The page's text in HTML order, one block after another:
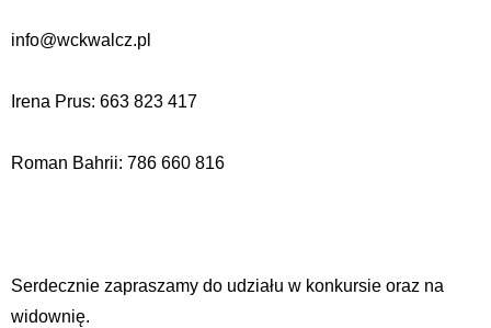
info@wckwalcz.pl
Irena Prus: 663 823 417
Roman Bahrii: 786 660 816
Serdecznie zapraszamy do udziału w konkursie oraz na
widownię.